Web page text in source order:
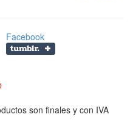
Facebook
son finales y con IVA